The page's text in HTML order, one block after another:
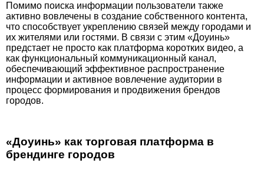
Помимо поиска информации пользователи также
активно вовлечены в создание собственного контента,
что способствует укреплению связей между городами и
их жителями или гостями. В связи с этим «Доу­инь»
предстает не просто как платформа коротких видео, а
как функциональный коммуникационный канал,
обеспечива­ющий эффективное распространение
информации и активное вовлечение аудитории в
процесс формирования и продвижения брендов
городов.
«Доуинь» как торговая платформа в
брендинге городов